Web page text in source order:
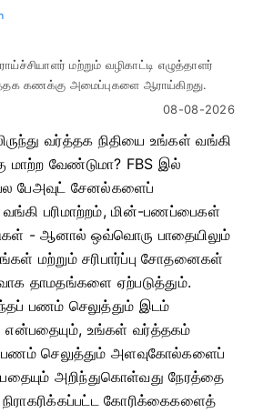
மற்றும் வழிகாட்டி எழுத்தாளர்
கணக்கு அமைப்புகளை ஆராய்கிறது.
08-08-2026
வர்த்தக நிதியை உங்கள் வங்கி
மாற்ற வேண்டுமா? FBS இல்
பேஅவுட் சேனல்களைப்
பரிமாற்றம், மின்-பணப்பைகள்
- ஆனால் ஒவ்வொரு பாதையிலும்
மற்றும் சரிபார்ப்பு சோதனைகள்
தாமதங்களை ஏற்படுத்தும்.
பணம் செலுத்தும் இடம்
உங்கள் வர்த்தகம்
பணம் செலுத்தும் அளவுகோல்களைப்
அறிந்துகொள்வது நேரத்தை
நிராகரிக்கப்பட்ட கோரிக்கைகளைத்